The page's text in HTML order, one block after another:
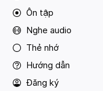
Ôn tập
Nghe audio
Thẻ nhớ
Hướng dẫn
Đăng ký